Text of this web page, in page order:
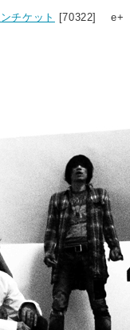
チケット [70322] e+